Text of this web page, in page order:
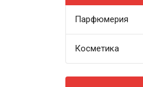
Парфюмерия
Косметика